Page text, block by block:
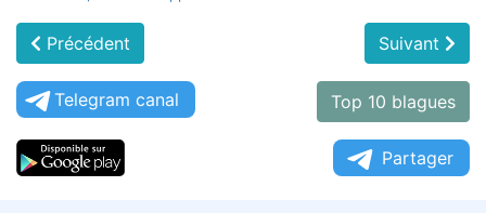
Précédent Suivant
Telegram canal Top 10 blagues
Partager